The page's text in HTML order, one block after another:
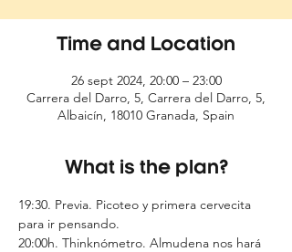
Time and Location
26 sept 2024, 20:00 – 23:00
Carrera del Darro, 5, Carrera del Darro, 5,
Albaicín, 18010 Granada, Spain
What is the plan?
19:30. Previa. Picoteo y primera cervecita
para ir pensando.
20:00h. Thinknómetro. Almudena nos hará